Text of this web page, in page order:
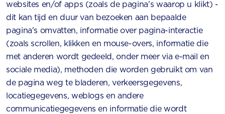
websites en/of apps (zoals de pagina's waarop u klikt) -
dit kan tijd en duur van bezoeken aan bepaalde
pagina's omvatten, informatie over pagina-interactie
(zoals scrollen, klikken en mouse-overs, informatie die
met anderen wordt gedeeld, onder meer via e-mail en
sociale media), methoden die worden gebruikt om van
de pagina weg te bladeren, verkeersgegevens,
locatiegegevens, weblogs en andere
communicatiegegevens en informatie die wordt